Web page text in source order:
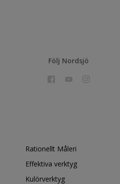
Följ Nordsjö
Rationellt Måleri
Effektiva verktyg
Kulörverktyg